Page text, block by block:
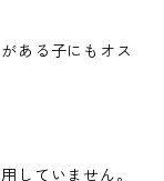
ある子にもオス
していません。